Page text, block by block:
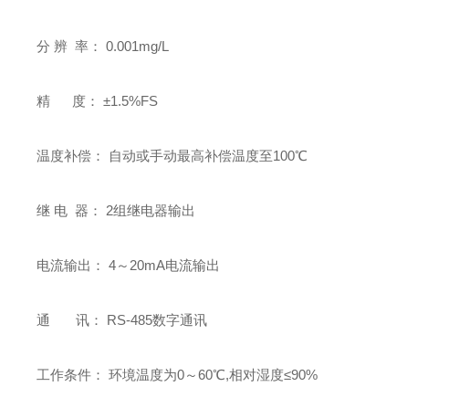
分 辨 率： 0.001mg/L
精 度： ±1.5%FS
温度补偿： 自动或手动最高补偿温度至100℃
继 电 器： 2组继电器输出
电流输出： 4～20mA电流输出
通 讯： RS-485数字通讯
工作条件： 环境温度为0～60℃,相对湿度≤90%